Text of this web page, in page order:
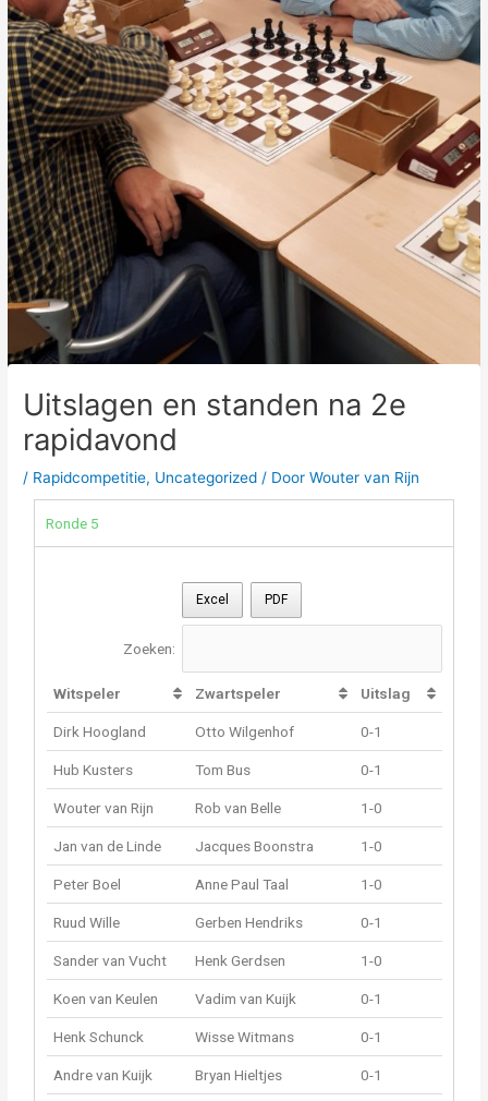
Uitslagen en standen na 2e
rapidavond
/ Rapidcompetitie, Uncategorized / DoorWouter van Rijn
Ronde 5
Excel PDF
Zoeken:
Witspeler Zwartspeler Uitslag
Dirk Hoogland Otto Wilgenhof 0-1
Hub Kusters Tom Bus 0-1
Wouter van Rijn Rob van Belle 1-0
Jan van de Linde Jacques Boonstra 1-0
Peter Boel Anne Paul Taal 1-0
Ruud Wille Gerben Hendriks 0-1
Sander van Vucht Henk Gerdsen 1-0
Koen van Keulen Vadim van Kuijk 0-1
Henk Schunck Wisse Witmans 0-1
Andre van Kuijk Bryan Hieltjes 0-1